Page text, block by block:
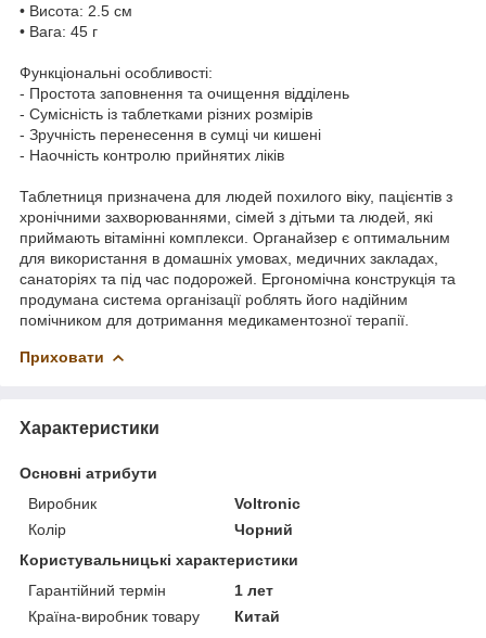
• Висота: 2.5 см
• Вага: 45 г
Функціональні особливості:
- Простота заповнення та очищення відділень
- Сумісність із таблетками різних розмірів
- Зручність перенесення в сумці чи кишені
- Наочність контролю прийнятих ліків
Таблетниця призначена для людей похилого віку, пацієнтів з
хронічними захворюваннями, сімей з дітьми та людей, які
приймають вітамінні комплекси. Органайзер є оптимальним
для використання в домашніх умовах, медичних закладах,
санаторіях та під час подорожей. Ергономічна конструкція та
продумана система організації роблять його надійним
помічником для дотримання медикаментозної терапії.
Приховати
Характеристики
Основні атрибути
Виробник
Voltronic
Колір
Чорний
Користувальницькі характеристики
Гарантійний термін
1 лет
Країна-виробник товару
Китай